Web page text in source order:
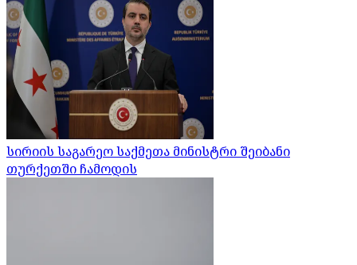
სირიის საგარეო საქმეთა მინისტრი შეიბანი
თურქეთში ჩამოდის